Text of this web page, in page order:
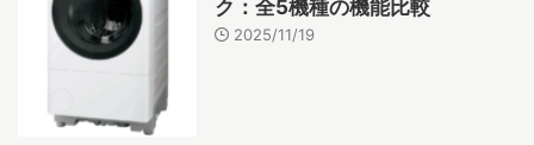
ク：全5機種の機能比較
2025/11/19